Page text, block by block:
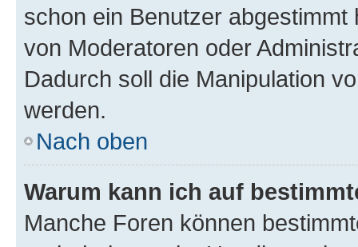
schon ein Benutzer
von Moderatoren oder
Dadurch soll die Manipulation
werden.
Nach oben
Warum kann ich auf
Manche Foren können